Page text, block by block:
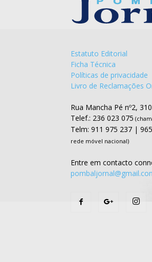
Estatuto Editorial
Ficha Técnica
Políticas de privacidade
Livro de Reclamações
Rua Mancha Pé nº2,
Telef.: 236 023 075
Telm: 911 975 237 |
rede móvel nacional)
Entre em contacto